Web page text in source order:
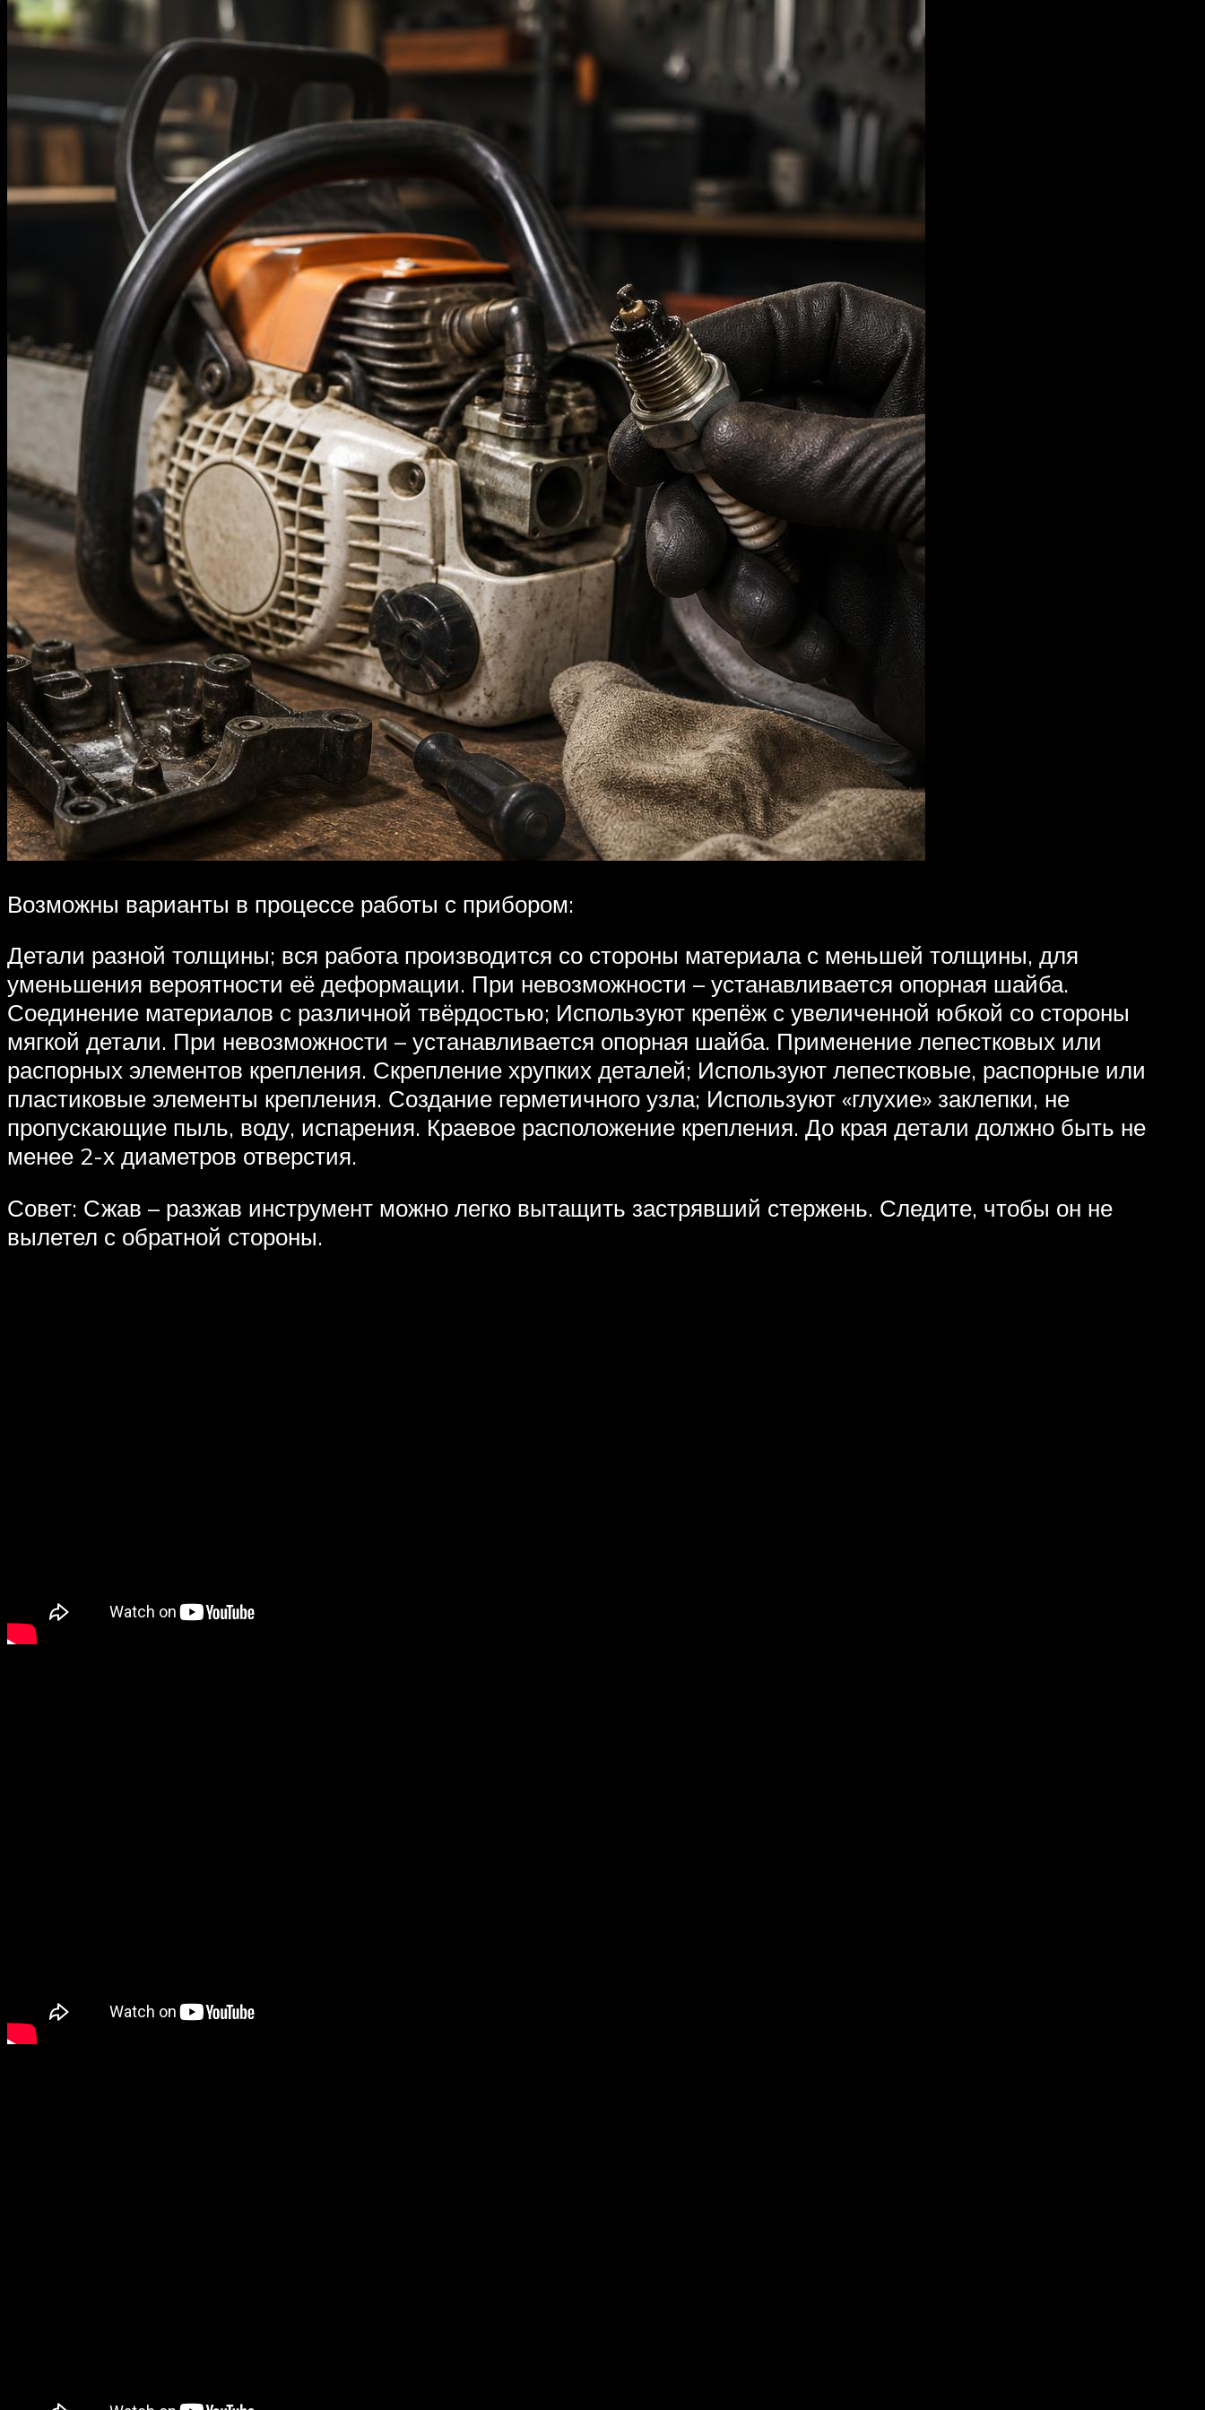
Возможны варианты в процессе работы с прибором:
Детали разной толщины; вся работа производится со стороны материала с меньшей толщины, для
уменьшения вероятности её деформации. При невозможности – устанавливается опорная шайба.
Соединение материалов с различной твёрдостью; Используют крепёж с увеличенной юбкой со стороны
мягкой детали. При невозможности – устанавливается опорная шайба. Применение лепестковых или
распорных элементов крепления. Скрепление хрупких деталей; Используют лепестковые, распорные или
пластиковые элементы крепления. Создание герметичного узла; Используют «глухие» заклепки, не
пропускающие пыль, воду, испарения. Краевое расположение крепления. До края детали должно быть не
менее 2-х диаметров отверстия.
Совет: Сжав – разжав инструмент можно легко вытащить застрявший стержень. Следите, чтобы он не
вылетел с обратной стороны.